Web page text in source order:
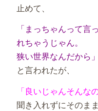
止めて、
「まっちゃんって言
れちゃうじゃん。
狭い世界なんだから」
と言われたが、
「良いじゃんそんな
聞き入れずにそのまま